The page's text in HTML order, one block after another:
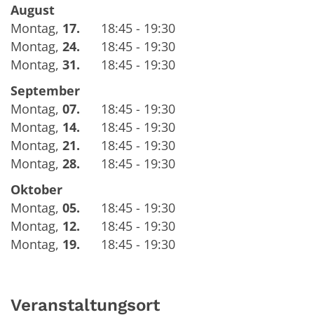
August
Montag, 17.
18:45 - 19:30
Montag, 24.
18:45 - 19:30
Montag, 31.
18:45 - 19:30
September
Montag, 07.
18:45 - 19:30
Montag, 14.
18:45 - 19:30
Montag, 21.
18:45 - 19:30
Montag, 28.
18:45 - 19:30
Oktober
Montag, 05.
18:45 - 19:30
Montag, 12.
18:45 - 19:30
Montag, 19. 18:45 - 19:30
Veranstaltungsort